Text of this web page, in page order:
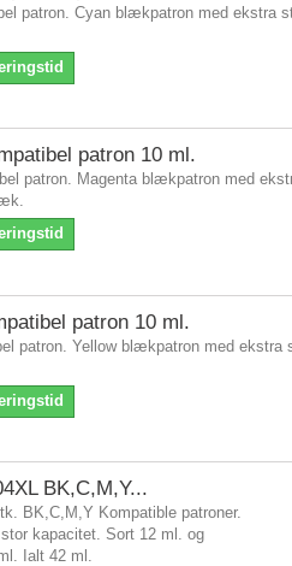
patron. Cyan blækpatron med ekstra
patron 10 ml.
patron. Magenta blækpatron med
patron 10 ml.
patron. Yellow blækpatron med ekstra
BK,C,M,Y...
BK,C,M,Y Kompatible patroner.
kapacitet. Sort 12 ml. og
Ialt 42 ml.